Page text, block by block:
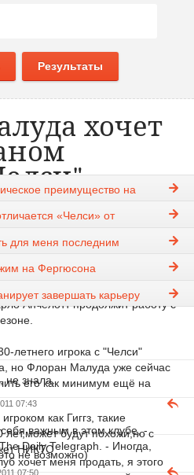
Результаты
хочет
на "Стэмфорд Бридж",
клуба пока и не поступало.
Анчелотт продолжит работу с
летнего игрока с "Челси"
но Флоран Малуда уже сейчас
его как минимум ещё на
себя важным в этом клубе, -
Daily Telegraph. - Иногда,
хочет меня продать, я этого
преимущество на
«Челси» от
для меня последним
на Фергюсона
завершать карьеру
не знала.
07:43
как Гиггз, такие
лет,может будут похожи,но с
НИКТО
07:50
не возможно)